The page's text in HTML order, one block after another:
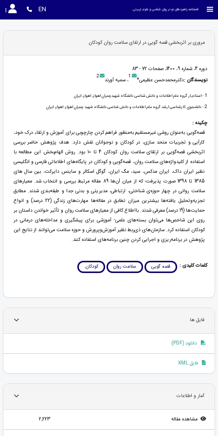
فصلنامه راهبردهای نو در روان شناسی و علوم تربیتی EN
مروری بر اثربخشی قصه گویی در ارتقای سلامت روان کودکان
دوره 4، شماره 9، 1400، صفحات 72 - 83
نویسندگان :دکترمحمدحسن عظیمی* 1، سمیه آورند 2
1 - استادیار گروه علم اطلاعات و دانش شناسی دانشگاه شهیدچمران اهواز، اهواز، ایران
2- دانشجوی کارشناسی ارشد گروه علم اطلاعات و دانش شناسی دانشگاه شهید چمران اهواز، اهواز، ایران
چکیده :
قصه‌گویی به‌عنوان روشی غیرمستقیم به‌منظور فراهم کردن چارچوبی برای آموزش و ارتقاء درک خود،
کارآیی و تجربیات متحد سازی، در کودکان و نوجوانان نقش دارد. هدف پژوهش حاضر بررسی
اثربخشی قصه‌گویی بر ارتقای سلامت روان کودکان 4 تا 10 بود. روش الهام‌بخش این مطالعه با
استفاده از کلیدواژه‌های سلامت روان، قصه‌گویی و کودکان در پایگاه‌های اطلاعاتی فارسی و انگلیسی
نظیر ایران داک، ایران مدکس، سید، مگ ایران، گوگل اسکالر و ساینس دایرکت، بین سال های
1385 تا 1398 صورت پذیرفت؛ که از میان آن‌ها 89 مقاله مرتبط بررسی و انتخاب شد. معیارهای
سلامت روانی در چهار حوزه‌ی شناختی، ارتباطی، مدیریتی و بدنی جدا و طبقه‌بندی شدند. مطابق
تجزیه‌وتحلیل یافته‌ها بیشترین میزان تطابق در مقاله‌ها مهارت‌های زندگی (22 درصد) و انواع
حمایت‌ها (19 درصد) معرفی شدند. بااطلاع کافی از معیارهای سلامت روان و تأثیر خواندن داستان بر
روی این شاخص‌ها می‌توان بسته‌های علمی- آموزشی برای پیشگیری و مداخله‌های درمانی در
کودکان استفاده کرد. سازمان‌های ذی‌ربط نظیر آموزش‌وپرورش و حوزه سلامت می‌توانند از نتایج این
پژوهش در برنامه‌ریزی و اجرایی کردن چنین برنامه‌های استفاده کنند.
کلمات کلیدی : قصه گویی سلامت روان کودکان.
فایل ها
دانلود (PDF)
فایل XML
آمار و اطلاعات
مشاهده مقاله 2,223